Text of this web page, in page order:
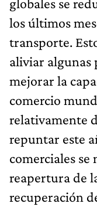
globales se
los últimos
transporte.
aliviar algunas
mejorar la
comercio
relativamente
repuntar este
comerciales
reapertura de
recuperación